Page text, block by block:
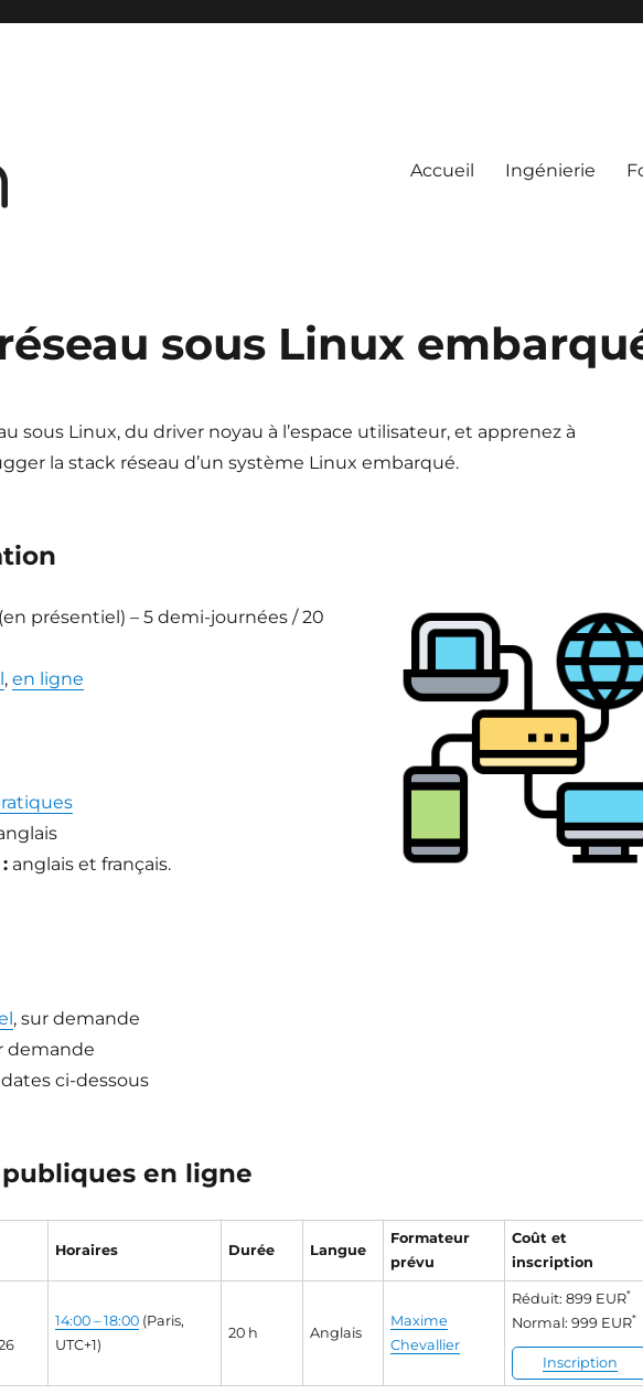
Accueil Ingénierie
sous Linux
sous Linux, du driver noyau à l’espace utilisateur, et apprenez à
la stack réseau d’un système Linux embarqué.
présentiel) – 5 demi-journées / 20
,en ligne
anglais et français.
, sur demande
demande
dates ci-dessous
publiques en ligne
Horaires Durée Langue
Formateur
prévu
Coût et
inscription
14:00 – 18:00(Paris,
UTC+1)
20 h Anglais
Maxime
Chevallier
Réduit: 899 EUR*
Normal: 999 EUR*
Inscription